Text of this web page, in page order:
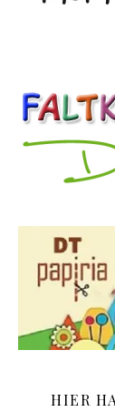
HIER